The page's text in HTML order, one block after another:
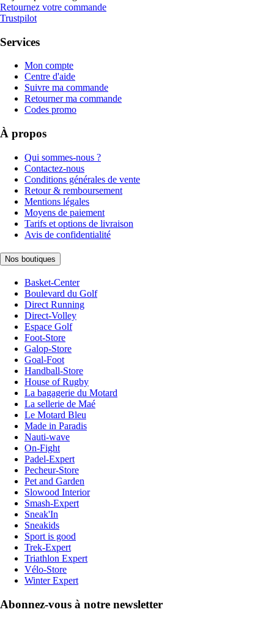
Retournez votre commande
Trustpilot
Services
Mon compte
Centre d'aide
Suivre ma commande
Retourner ma commande
Codes promo
À propos
Qui sommes-nous ?
Contactez-nous
Conditions générales de vente
Retour & remboursement
Mentions légales
Moyens de paiement
Tarifs et options de livraison
Avis de confidentialité
Nos boutiques
Basket-Center
Boulevard du Golf
Direct Running
Direct-Volley
Espace Golf
Foot-Store
Galop-Store
Goal-Foot
Handball-Store
House of Rugby
La bagagerie du Motard
La sellerie de Maé
Le Motard Bleu
Made in Paradis
Nauti-wave
On-Fight
Padel-Expert
Pecheur-Store
Pet and Garden
Slowood Interior
Smash-Expert
Sneak'In
Sneakids
Sport is good
Trek-Expert
Triathlon Expert
Vélo-Store
Winter Expert
Abonnez-vous à notre newsletter